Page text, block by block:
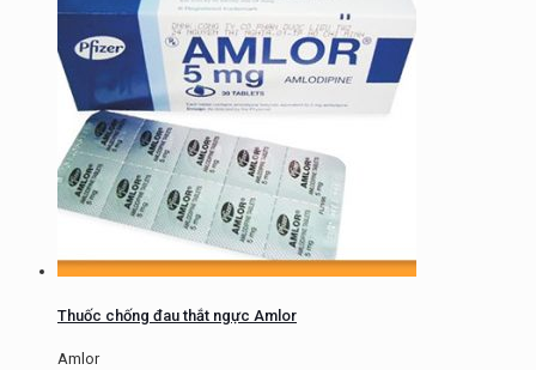
Thuốc chống đau thắt ngực Amlor
Amlor